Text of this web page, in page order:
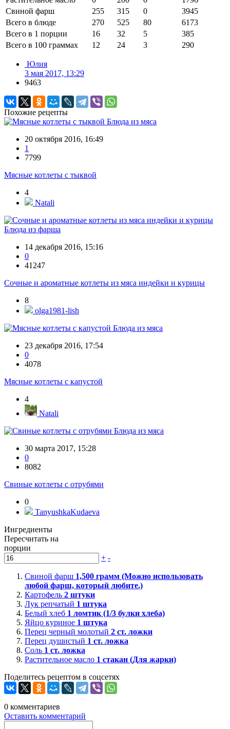
Свиной фарш
255 315 0
3945
Всего в блюде
270 525 80
6173
Всего в 1 порции
16 32 5
385
Всего в 100 граммах
12 24 3 290
Юлия
3 мая 2017, 13:29
9463
Похожие рецепты
Блюда из мяса
20 октября 2016, 16:49
1
7799
Мясные котлеты с тыквой
4
Natali
Блюда из фарша
14 декабря 2016, 15:16
0
41247
Сочные и ароматные котлеты из мяса индейки и курицы
8
olga1981-lish
Блюда из мяса
23 декабря 2016, 17:54
0
4078
Мясные котлеты с капустой
4
Natali
Блюда из мяса
30 марта 2017, 15:28
0
8082
Свиные котлеты с отрубями
0
TanyushkaKudaeva
Ингредиенты
Пересчитать на
порции
+ -
Свиной фарш 1,500 грамм (Можно использовать
любой фарш, который любите.)
Картофель 2 штуки
Лук репчатый 1 штука
Белый хлеб 1 ломтик (1/3 булки хлеба)
Яйцо куриное 1 штука
Перец черный молотый 2 ст. ложки
Перец душистый 1 ст. ложка
Соль 1 ст. ложка
Растительное масло 1 стакан (Для жарки)
Поделитесь рецептом в соцсетях
0 комментариев
Оставить комментарий